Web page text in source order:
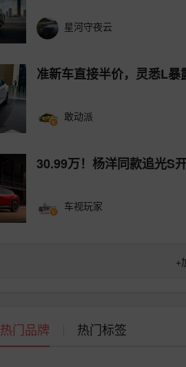
星河守夜云
准新车直接半价，灵悉L
敢动派
30.99万！杨洋同款追光S
车视玩家
+
热门品牌 热门标签